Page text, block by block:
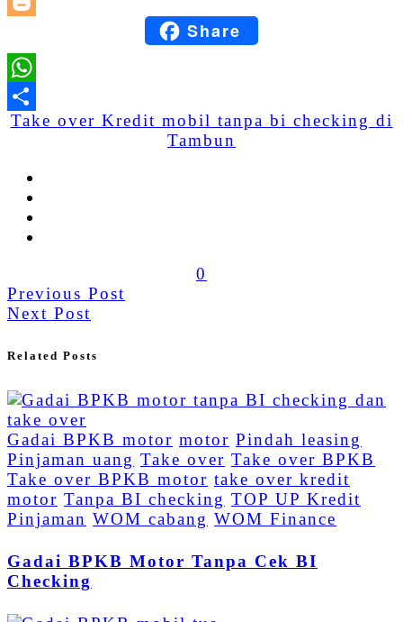
BloggerShare
Share
Take over Kredit mobil tanpa bi checking di
Tambun
0
Previous Post
Next Post
Related Posts
Gadai BPKB motor motor Pindah leasing
Pinjaman uang Take over Take over BPKB
Take over BPKB motor take over kredit
motor Tanpa BI checking TOP UP Kredit
Pinjaman WOM cabang WOM Finance
Gadai BPKB Motor Tanpa Cek BI
Checking